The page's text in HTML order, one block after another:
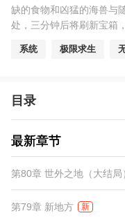
缺的食物和凶猛的海兽
处，三分钟后将刷新宝
箱，请及时获取。” 【
系统 极限求生
目录
最新章节
第80章 世外之地（大结局
第79章 新地方 新